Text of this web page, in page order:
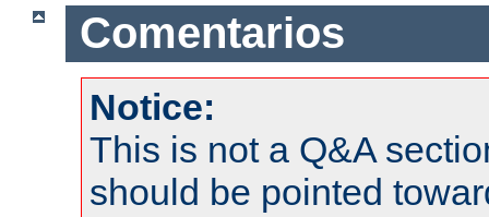
Comentarios
Notice:
This is not a Q&A
should be pointed